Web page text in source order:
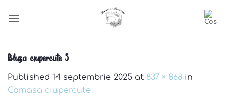
Bluza ciupercute 5
Published 14 septembrie 2025 at 837 × 868 in
Camasa ciupercute